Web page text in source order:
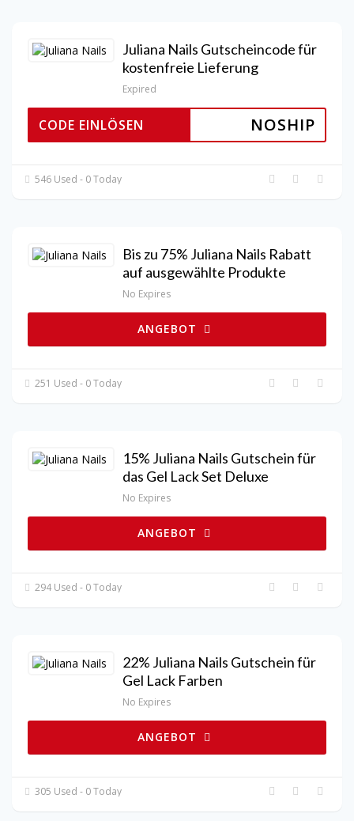
Juliana Nails Gutscheincode für
kostenfreie Lieferung
Expired
NOSHIP
CODE EINLÖSEN
546 Used - 0 Today
Bis zu 75% Juliana Nails Rabatt
auf ausgewählte Produkte
No Expires
ANGEBOT
251 Used - 0 Today
15% Juliana Nails Gutschein für
das Gel Lack Set Deluxe
No Expires
ANGEBOT
294 Used - 0 Today
22% Juliana Nails Gutschein für
Gel Lack Farben
No Expires
ANGEBOT
305 Used - 0 Today